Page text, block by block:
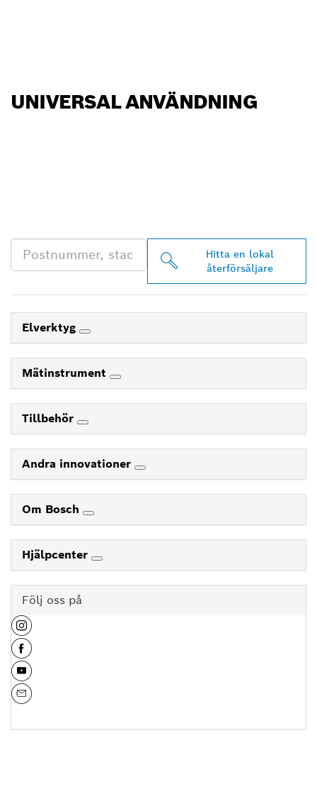
UNIVERSAL ANVÄNDNING
Hitta en lokal
återförsäljare
Elverktyg
Mätinstrument
Tillbehör
Andra innovationer
Om Bosch
Hjälpcenter
Följ oss på